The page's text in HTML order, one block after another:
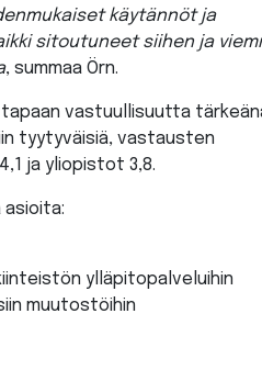
käytännöt ja
sitoutuneet siihen ja
, summaa Örn.
tapaan vastuullisuutta
tyytyväisiä, vastausten
ja yliopistot 3,8.
asioita:
ylläpitopalveluihin​
muutostöihin